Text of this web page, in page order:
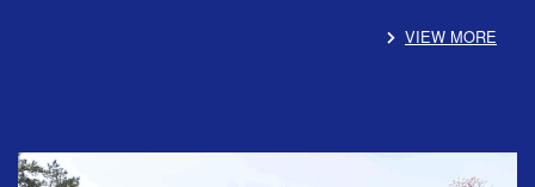
VIEW MORE